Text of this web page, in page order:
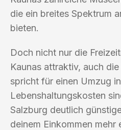
die ein breites Spektrum
bieten.
Doch nicht nur die
Kaunas attraktiv, auch
spricht für einen Umzug
Lebenshaltungskosten
Salzburg deutlich
deinem Einkommen mehr